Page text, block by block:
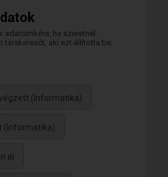
adatcímkére, ha szeretnél
társkeresőt, aki ezt állította be.
(Informatika)
(Informatika)
él